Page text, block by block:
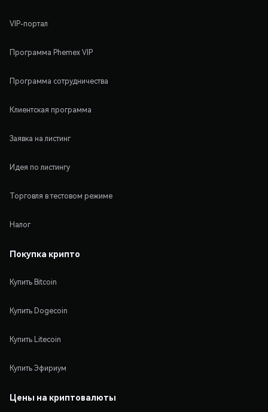
VIP-портал
Программа Phemex VIP
Программа сотрудничества
Клиентская программа
Заявка на листинг
Идея по листингу
Торговля в тестовом режиме
Налог
Покупка крипто
Купить Bitcoin
Купить Dogecoin
Купить Litecoin
Купить Эфириум
Цены на криптовалюты